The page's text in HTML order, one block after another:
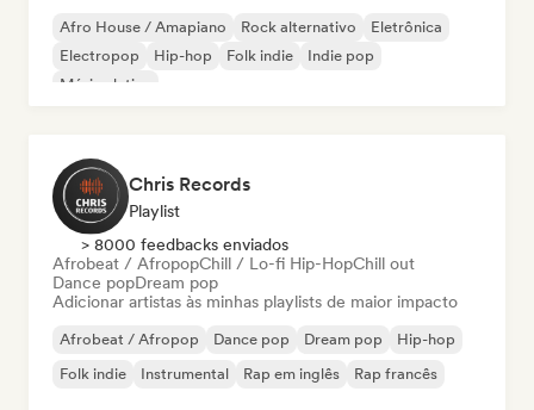
Afro House / Amapiano Rock alternativo
Eletrônica
Electropop
Hip-hop Folk indie
Indie pop
Música latina
Chris Records
Playlist
> 8000 feedbacks enviados
Afrobeat / AfropopChill / Lo-fi Hip-HopChill out
Dance popDream pop
Adicionar artistas às minhas playlists de maior impacto
Afrobeat / Afropop Dance pop Dream pop
Hip-hop
Folk indie
Instrumental Rap em inglês Rap francês